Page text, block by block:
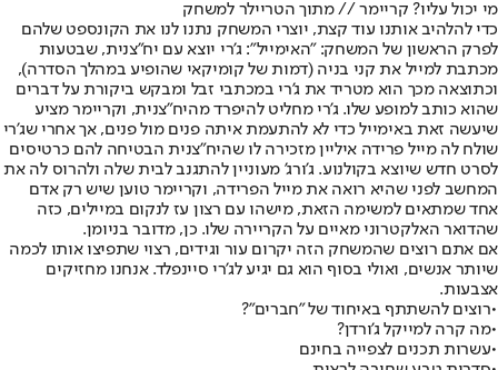
מי יכול עליו? קריימר // מתוך הטריילר למשחק
כדי להלהיב אותנו עוד קצת, יוצרי המשחק נתנו לנו את הקונספט שלהם
לפרק הראשון של המשחק: "האימייל": ג'רי יוצא עם יח"צנית, שבטעות
מכתבת למייל את קני בניה (דמות של קומיקאי שהופיע במהלך הסדרה),
וכתוצאה מכך הוא מטריד את ג'רי במכתבי זבל ומבקש ביקורת על דברים
שהוא כותב למופע שלו. ג'רי מחליט להיפרד מהיח"צנית, וקריימר מציע
שיעשה זאת באימייל כדי לא להתעמת איתה פנים מול פנים, אך אחרי שג'רי
שולח לה מייל פרידה איליין מזכירה לו שהיח"צנית הבטיחה להם כרטיסים
לסרט חדש שיוצא בקולנוע. ג'ורג' מעוניין להתגנב לבית שלה ולהרוס לה את
המחשב לפני שהיא רואה את מייל הפרידה, וקריימר טוען שיש רק אדם
אחד שמתאים למשימה הזאת, מישהו עם רצון עז לנקום במיילים, כזה
שהדואר האלקטרוני מאיים על הקריירה שלו. כן, מדובר בניומן.
אם אתם רוצים שהמשחק הזה יקרום עור וגידים, רצוי שתפיצו אותו לכמה
שיותר אנשים, ואולי בסוף הוא גם יגיע לג'רי סיינפלד. אנחנו מחזיקים
אצבעות.
•רוצים להשתתף באיחוד של "חברים"?
•מה קרה למייקל ג'ורדן?
•עשרות תכנים לצפייה בחינם